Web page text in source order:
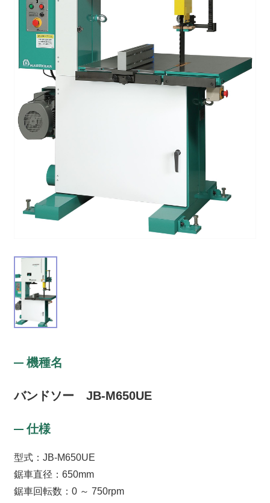
機種名
バンドソー JB-M650UE
仕様
型式：JB-M650UE
鋸車直径：650mm
鋸車回転数：0 ～ 750rpm